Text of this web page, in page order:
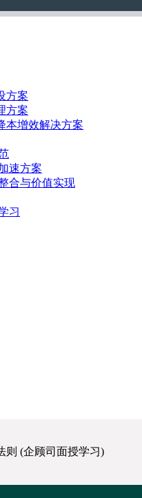
方案
方案
本增效解决方案
速方案
合与价值实现
习
则 (企顾司面授学习)